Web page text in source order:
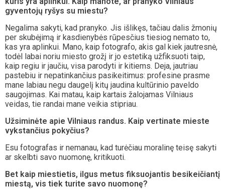
gyventojų ryšys su miestu?
Negalima sakyti, kad pranyko. Jis išlikęs, tačiau dalis žmonių
per skubėjimą ir kasdienybės rūpesčius tiesiog nemato to,
kas yra aplinkui. Mano, kaip fotografo, akis gal kiek jautresnė,
todėl labai noriu miesto grožį ir jo estetiką užfiksuoti taip,
kaip regiu ir jaučiu, visa parodyti ir kitiems. Deja, jautriau
pastebiu ir nepatinkančius pasikeitimus: profesine prasme
mane labiau negu daugelį kitų jaudina kultūrinio paveldo
saugojimas. Kai matau, kaip kartais žalojamas Vilniaus
veidas, tie randai mane veikia stipriau.
Užsiminėte apie Vilniaus randus. Kaip vertinate mieste
vykstančius pokyčius?
Esu fotografas ir nemanau, kad turėčiau moralinę teisę sakyti
ar skelbti savo nuomonę, kritikuoti.
Bet kaip miestietis, ilgus metus fiksuojantis besikeičiantį
miestą, vis tiek turite savo nuomonę?